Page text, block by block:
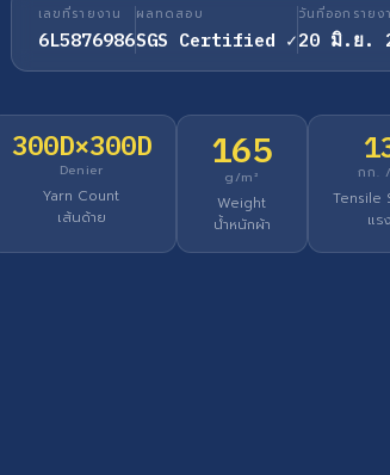
เลขที่รายงาน
6L5876986
ผลทดสอบ
SGS Certified ✓
วันที่ออกรายง
20 มิ.ย.
300D×300D
Denier
Yarn Count
เส้นด้าย
165
g/m²
Weight
น้ำหนักผ้า
กก.
Tensile
แร